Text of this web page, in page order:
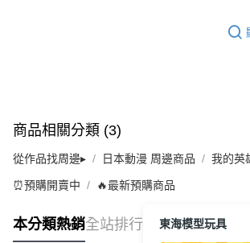
商品相關分類 (3)
從作品找周邊▸ 日本動漫 周邊商品 我的英
⏰預購開賣中 🔥最新預購商品
本分類熱銷全站排行 東海模型玩具